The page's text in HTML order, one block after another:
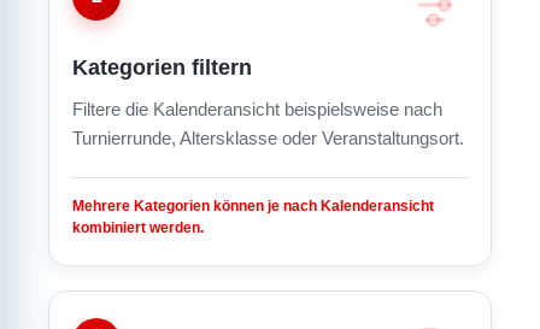
Kategorien filtern
Filtere die Kalenderansicht beispielsweise nach
Turnierrunde, Altersklasse oder Veranstaltungsort.
Mehrere Kategorien können je nach Kalenderansicht
kombiniert werden.